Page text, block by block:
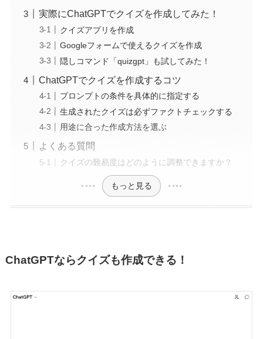
実際にChatGPTでクイズを作成してみた！
クイズアプリを作成
Googleフォームで使えるクイズを作成
隠しコマンド「quizgpt」も試してみた！
ChatGPTでクイズを作成するコツ
プロンプトの条件を具体的に指定する
生成されたクイズは必ずファクトチェックする
用途に合った作成方法を選ぶ
よくある質問
クイズの難易度はどのように調整できますか？
もっと見る
ChatGPTならクイズも作成できる！